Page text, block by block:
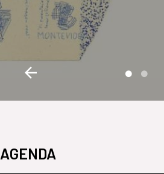
AGENDA